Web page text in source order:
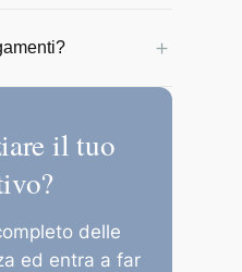
corso.
＋
tramite
il tuo
delle
ed entra a far